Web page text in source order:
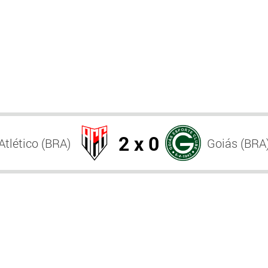
(BRA) 2 x 0 Goiás